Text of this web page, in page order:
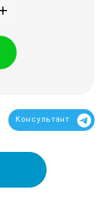
Консультант